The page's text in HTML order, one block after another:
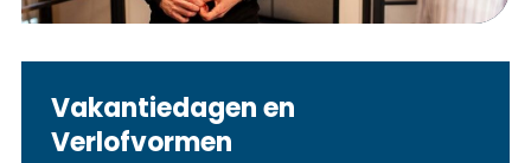
Vakantiedagen en
Verlofvormen